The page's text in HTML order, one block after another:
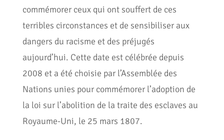
commémorer ceux qui ont souffert de ces
terribles circonstances et de sensibiliser aux
dangers du racisme et des préjugés
aujourd’hui. Cette date est célébrée depuis
2008 et a été choisie par l’Assemblée des
Nations unies pour commémorer l’adoption de
la loi sur l’abolition de la traite des esclaves au
Royaume-Uni, le 25 mars 1807.